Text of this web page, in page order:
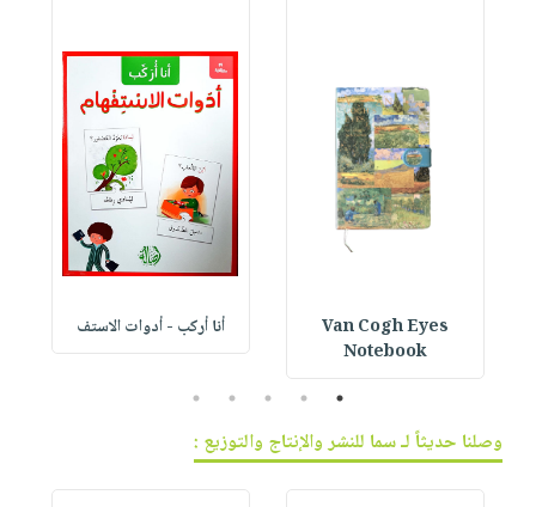
Van Cogh Eyes
Notebook
أنا أركب - أدوات الاستف
1
2
3
4
5
وصلنا حديثاً لـ سما للنشر والإنتاج والتوزيع :